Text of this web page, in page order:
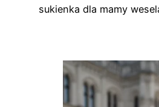
sukienka dla mamy